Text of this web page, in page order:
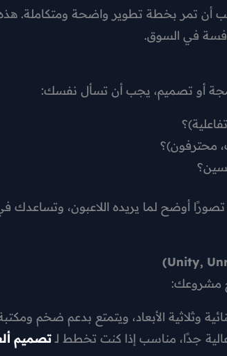
أن تمر بخطة تطوير واضحة ومتكاملة.
في السوق.
أو تصميم، يجب أن تسأل نفسك:
محترفون)؟
أوضح لما يريده اللاعبون، وتساعدك
مشروعك:
وثلاثية الأبعاد، ويتمتع بدعم ضخم
جدًا، مناسب إذا كنت تخطط لـ تصميم